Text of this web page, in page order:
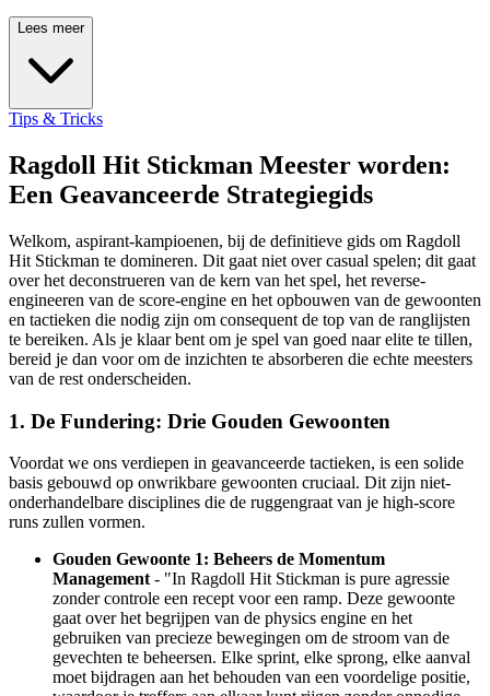
Lees meer
Tips & Tricks
Ragdoll Hit Stickman Meester worden:
Een Geavanceerde Strategiegids
Welkom, aspirant-kampioenen, bij de definitieve gids om Ragdoll
Hit Stickman te domineren. Dit gaat niet over casual spelen; dit gaat
over het deconstrueren van de kern van het spel, het reverse-
engineeren van de score-engine en het opbouwen van de gewoonten
en tactieken die nodig zijn om consequent de top van de ranglijsten
te bereiken. Als je klaar bent om je spel van goed naar elite te tillen,
bereid je dan voor om de inzichten te absorberen die echte meesters
van de rest onderscheiden.
1. De Fundering: Drie Gouden Gewoonten
Voordat we ons verdiepen in geavanceerde tactieken, is een solide
basis gebouwd op onwrikbare gewoonten cruciaal. Dit zijn niet-
onderhandelbare disciplines die de ruggengraat van je high-score
runs zullen vormen.
Gouden Gewoonte 1: Beheers de Momentum
Management - "In Ragdoll Hit Stickman is pure agressie
zonder controle een recept voor een ramp. Deze gewoonte
gaat over het begrijpen van de physics engine en het
gebruiken van precieze bewegingen om de stroom van de
gevechten te beheersen. Elke sprint, elke sprong, elke aanval
moet bijdragen aan het behouden van een voordelige positie,